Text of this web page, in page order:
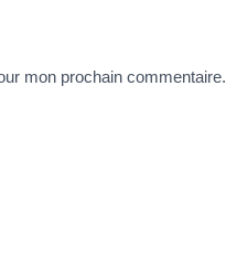
mon prochain commentaire.